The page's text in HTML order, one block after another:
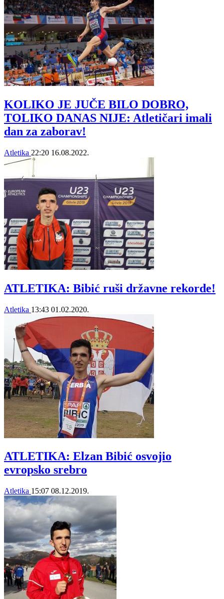
KOLIKO JE JUČE BILO DOBRO,
TOLIKO DANAS NIJE: Atletičari imali
dan za zaborav!
Atletika 22:20 16.08.2022.
ATLETIKA: Bibić ruši državne rekorde!
Atletika 13:43 01.02.2020.
ATLETIKA: Elzan Bibić osvojio
evropsko srebro
Atletika 15:07 08.12.2019.